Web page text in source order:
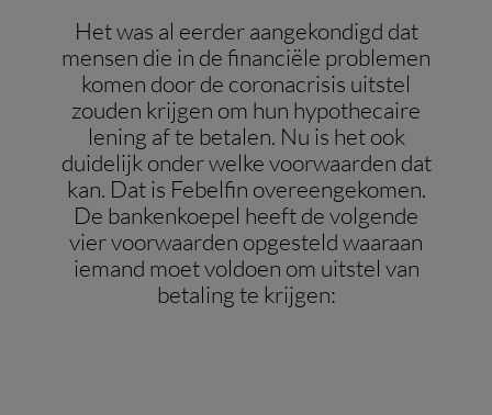
Het was al eerder aangekondigd dat
mensen die in de financiële problemen
komen door de coronacrisis uitstel
zouden krijgen om hun hypothecaire
lening af te betalen. Nu is het ook
duidelijk onder welke voorwaarden dat
kan. Dat is Febelfin overeengekomen.
De bankenkoepel heeft de volgende
vier voorwaarden opgesteld waaraan
iemand moet voldoen om uitstel van
betaling te krijgen: